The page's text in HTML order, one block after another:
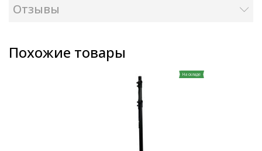
Отзывы
Похожие товары
На складе